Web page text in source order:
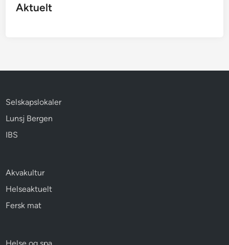
Aktuelt
Selskapslokaler
Lunsj Bergen
IBS
Akvakultur
Helseaktuelt
Fersk mat